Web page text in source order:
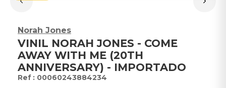
Norah Jones
VINIL NORAH JONES - COME
AWAY WITH ME (20TH
ANNIVERSARY) - IMPORTADO
: 00060243884234